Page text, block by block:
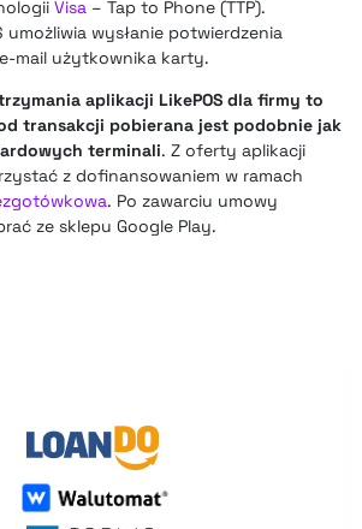
Visa – Tap to Phone (TTP).
umożliwia wysłanie potwierdzenia
mail użytkownika karty.
aplikacji LikePOS dla firmy to
transakcji pobierana jest podobnie jak
terminali. Z oferty aplikacji
z dofinansowaniem w ramach
. Po zawarciu umowy
ze sklepu Google Play.